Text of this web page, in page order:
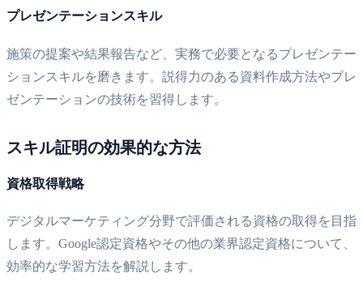
プレゼンテーションスキル
施策の提案や結果報告など、実務で必要となるプレゼンテー
ションスキルを磨きます。説得力のある資料作成方法やプレ
ゼンテーションの技術を習得します。
スキル証明の効果的な方法
資格取得戦略
デジタルマーケティング分野で評価される資格の取得を目指
します。Google認定資格やその他の業界認定資格について、
効率的な学習方法を解説します。